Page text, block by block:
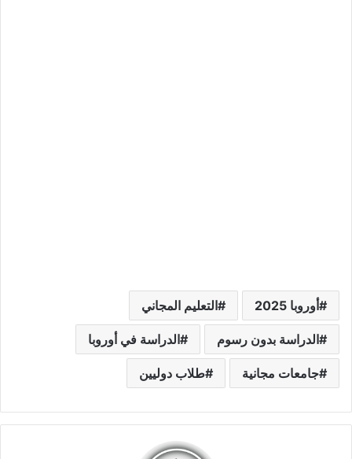
أوروبا 2025 التعليم المجاني
الدراسة بدون رسوم الدراسة في أوروبا
جامعات مجانية طلاب دوليين